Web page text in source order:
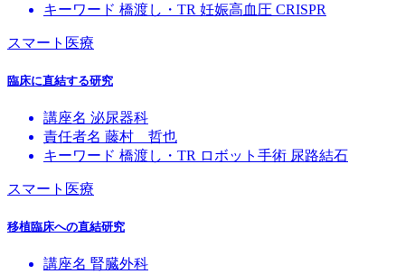
キーワード 橋渡し・TR 妊娠高血圧 CRISPR
スマート医療
臨床に直結する研究
講座名 泌尿器科
責任者名 藤村 哲也
キーワード 橋渡し・TR ロボット手術 尿路結石
スマート医療
移植臨床への直結研究
講座名 腎臓外科